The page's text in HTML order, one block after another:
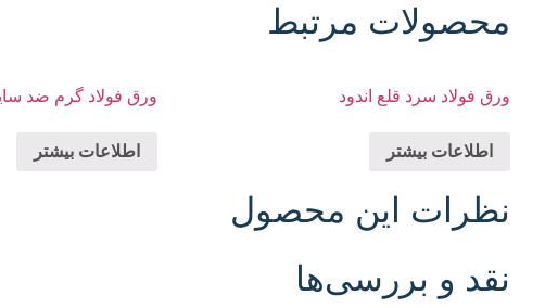
محصولات مرتبط
ورق فولاد سرد قلع اندود
اطلاعات بیشتر
ورق فولاد گرم ضد
اطلاعات بیشتر
نظرات این محصول
نقد و بررسی‌ها